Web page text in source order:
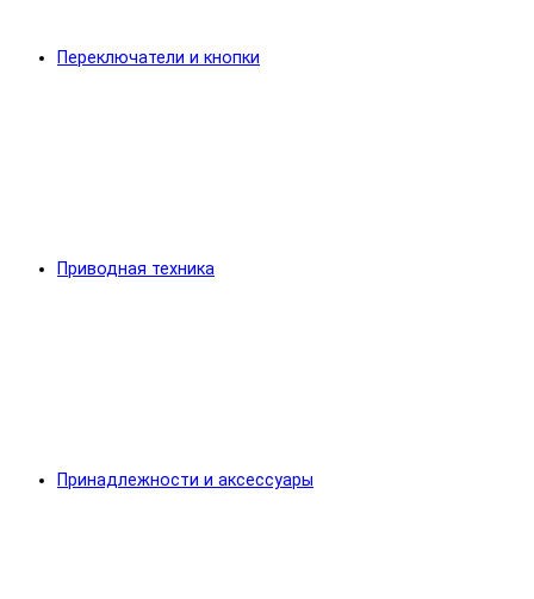
Переключатели и кнопки
Приводная техника
Принадлежности и аксессуары